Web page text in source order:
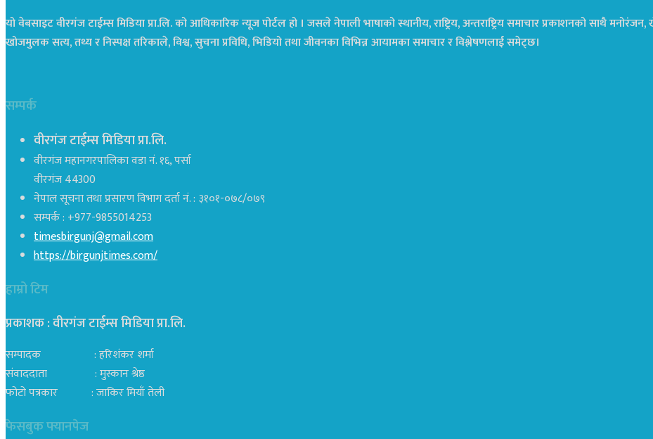
यो वेबसाइट वीरगंज टाईम्स मिडिया प्रा.लि. को आधिकारिक न्यूज पोर्टल हो । जसले नेपाली भाषाको स्थानीय, राष्ट्रिय, अन्तराष्ट्रिय समाचार प्रकाशनको साथै
खोजमुलक सत्य, तथ्य र निस्पक्ष तरिकाले, विश्व, सुचना प्रविधि, भिडियो तथा जीवनका विभिन्न आयामका समाचार र विश्लेषणलाई समेट्छ।
सम्पर्क
वीरगंज टाईम्स मिडिया प्रा.लि.
वीरगंज महानगरपालिका वडा नं. १६, पर्सा
वीरगंज 44300
नेपाल सूचना तथा प्रसारण विभाग दर्ता नं. : ३१०१-०७८/०७९
सम्पर्क : +977-9855014253
timesbirgunj@gmail.com
https://birgunjtimes.com/
हाम्रो टिम
प्रकाशक : वीरगंज टाईम्स मिडिया प्रा‍.लि.
सम्पादक : हरिशंकर शर्मा
संवाददाता : मुस्कान श्रेष्ठ
फोटो पत्रकार : जाकिर मियाँ तेली
फेसबुक फ्यानपेज